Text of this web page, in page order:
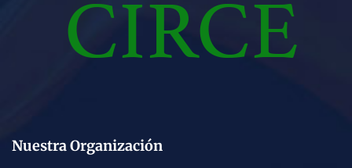
Nuestra Organización